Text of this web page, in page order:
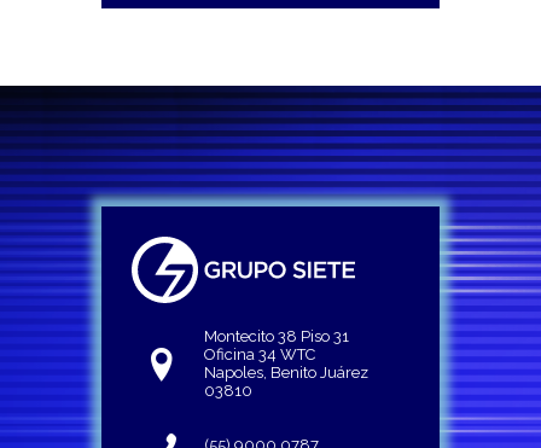
Montecito 38 Piso 31
Oficina 34 WTC
Napoles, Benito Juárez
03810